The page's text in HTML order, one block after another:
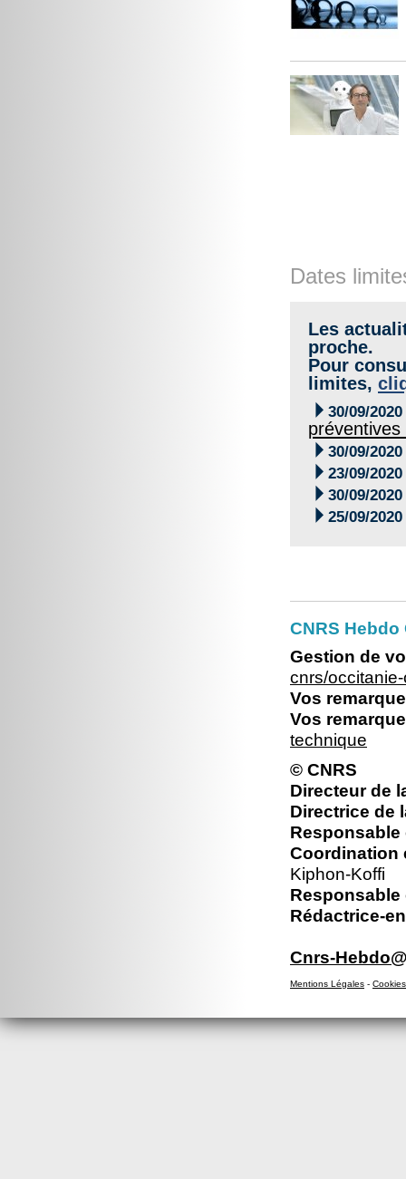
Dates
Les
proche.
Pour
limites,
 30/09/2020
 30/09/2020
 23/09/2020
 30/09/2020
 25/09/2020
CNRS
Gestion de
cnrs/
Vos
Vos
technique
© CNRS
Directeur de
Directrice de
Coordination
Kiphon-Koffi
Rédactrice-
Cnrs-
Mentions Légales - Cookies